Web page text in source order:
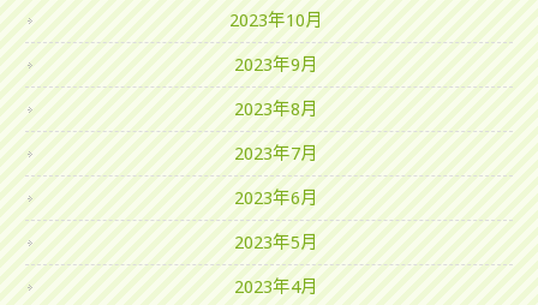
2023年10月
2023年9月
2023年8月
2023年7月
2023年6月
2023年5月
2023年4月